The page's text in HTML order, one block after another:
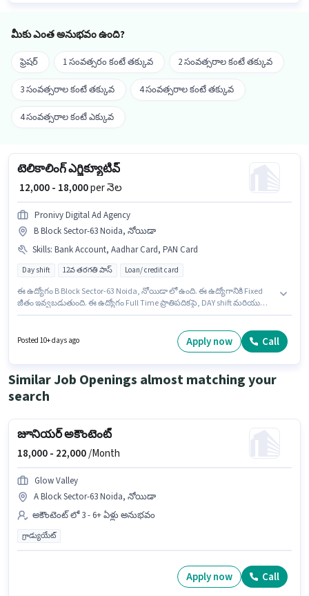
మీకు ఎంత అనుభవం ఉంది?
ఫ్రెషర్ 1 సంవత్సరం కంటే తక్కువ 2 సంవత్సరాల కంటే తక్కువ
3 సంవత్సరాల కంటే తక్కువ 4 సంవత్సరాల కంటే తక్కువ
4 సంవత్సరాల కంటే ఎక్కువ
టెలికాలింగ్ ఎగ్జిక్యూటివ్
₹ 12,000 - 18,000per నెల
Pronivy Digital Ad Agency
B Block Sector-63 Noida, నోయిడా
Skills: Bank Account, Aadhar Card, PAN Card
Day shift 12వ తరగతి పాస్ Loan/ credit card
ఈ ఉద్యోగం B Block Sector-63 Noida, నోయిడా లో ఉంది. ఈ ఉద్యోగానికి Fixed
జీతం ఇవ్వబడుతుంది. ఈ ఉద్యోగం Full Time ప్రాతిపదికపై, DAY shift మరియు
సంవత్సరాల అనుభవం ఉన్న వారికి కోసం, నెల జీతం ₹18000 ఉంటుంది. హిందీ లో
Posted 10+ days ago Apply now Call
Similar Job Openings almost matching your
search
జూనియర్ అకౌంటెంట్
18,000 - 22,000/Month
Glow Valley
A Block Sector-63 Noida, నోయిడా
అకౌంటెంట్ లో 3 - 6+ ఏళ్లు అనుభవం
గ్రాడ్యుయేట్
Apply now Call